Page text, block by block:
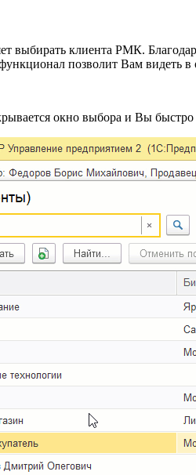
выбирать клиента РМК.
позволит Вам
окно выбора и Вы быстро